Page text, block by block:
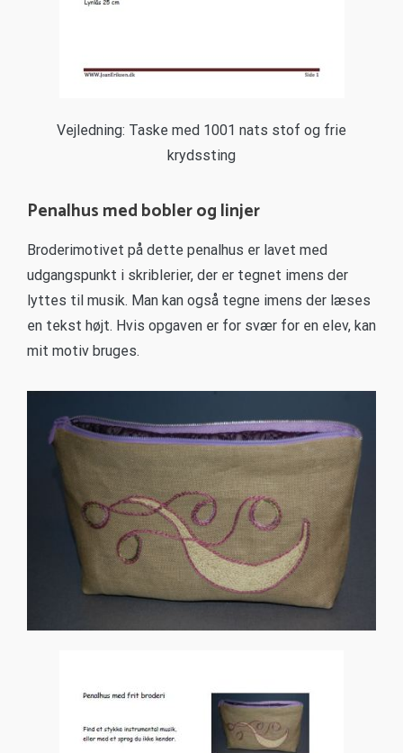
Vejledning: Taske med 1001 nats stof og frie
krydssting
Penalhus med bobler og linjer
Broderimotivet på dette penalhus er lavet med
udgangspunkt i skriblerier, der er tegnet imens der
lyttes til musik. Man kan også tegne imens der læses
en tekst højt. Hvis opgaven er for svær for en elev, kan
mit motiv bruges.